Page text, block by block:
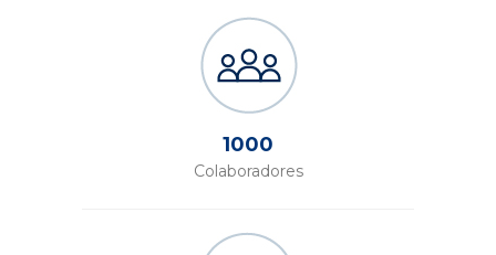
1000
Colaboradores